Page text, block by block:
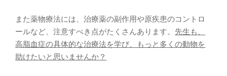
また薬物療法には、治療薬の副作用や原疾患のコントロ
ールなど、注意すべき点がたくさんあります。 先生も、
高脂血症の具体的な治療法を学び、もっと多くの動物を
助けたいと思いませんか？